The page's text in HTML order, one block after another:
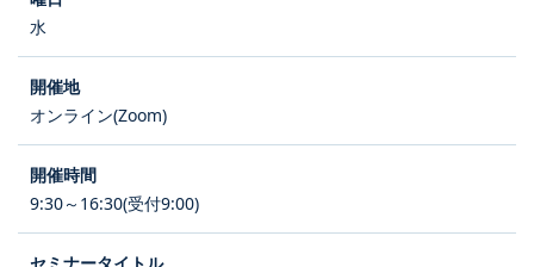
水
オンライン(Zoom)
9:30～16:30(受付9:00)